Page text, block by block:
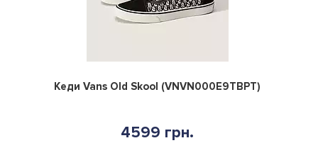
0
Кеди Vans Old Skool (VNVN000E9TBPT)
4599 грн.